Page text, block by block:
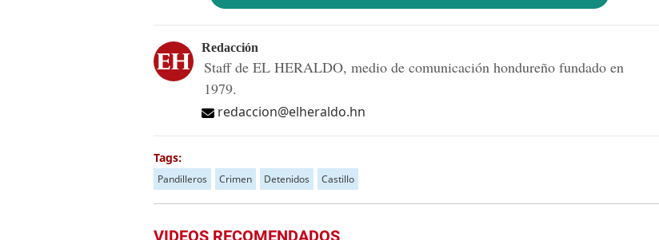
Redacción
Staff de EL HERALDO, medio de comunicación hondureño fundado en
1979.
redaccion@elheraldo.hn
Tags:
Pandilleros Crimen Detenidos Castillo
VIDEOS RECOMENDADOS